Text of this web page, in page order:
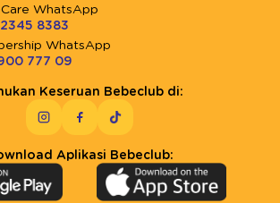
WhatsApp
2345 8383
WhatsApp
777 09
Keseruan Bebeclub di:
Aplikasi Bebeclub: